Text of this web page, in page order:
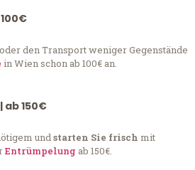
oder den Transport weniger Gegenstände
in Wien schon ab 100€ an.
| ab 150€
undstarten Sie frisch mit
Entrümpelung ab 150€.